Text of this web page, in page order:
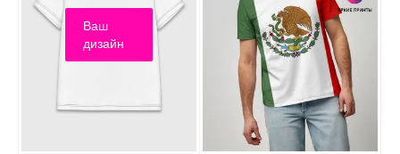
Ваш
дизайн